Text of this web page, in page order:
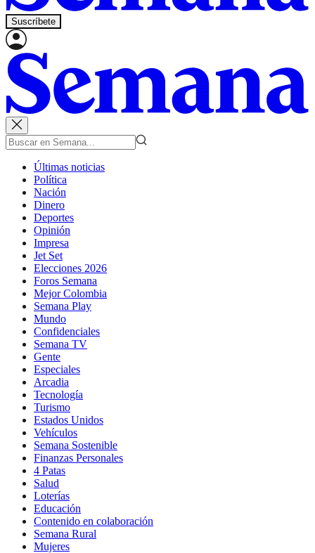
Suscríbete
Últimas noticias
Política
Nación
Dinero
Deportes
Opinión
Impresa
Jet Set
Elecciones 2026
Foros Semana
Mejor Colombia
Semana Play
Mundo
Confidenciales
Semana TV
Gente
Especiales
Arcadia
Tecnología
Turismo
Estados Unidos
Vehículos
Semana Sostenible
Finanzas Personales
4 Patas
Salud
Loterías
Educación
Contenido en colaboración
Semana Rural
Mujeres